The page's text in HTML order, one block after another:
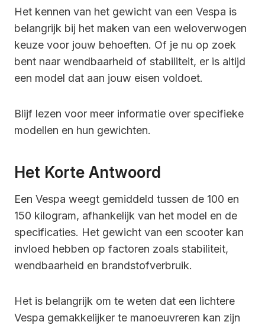
Het kennen van het gewicht van een Vespa is
belangrijk bij het maken van een weloverwogen
keuze voor jouw behoeften. Of je nu op zoek
bent naar wendbaarheid of stabiliteit, er is altijd
een model dat aan jouw eisen voldoet.
Blijf lezen voor meer informatie over specifieke
modellen en hun gewichten.
Het Korte Antwoord
Een Vespa weegt gemiddeld tussen de 100 en
150 kilogram, afhankelijk van het model en de
specificaties. Het gewicht van een scooter kan
invloed hebben op factoren zoals stabiliteit,
wendbaarheid en brandstofverbruik.
Het is belangrijk om te weten dat een lichtere
Vespa gemakkelijker te manoeuvreren kan zijn